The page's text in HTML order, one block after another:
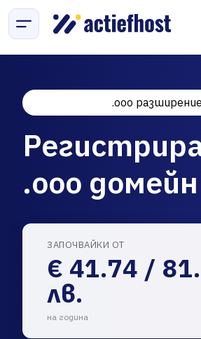
.ooo разширение
.ooo домейн
ЗАПОЧВАЙКИ ОТ
€ 41.74 /
лв.
на година